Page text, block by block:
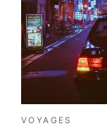
VOYAGES